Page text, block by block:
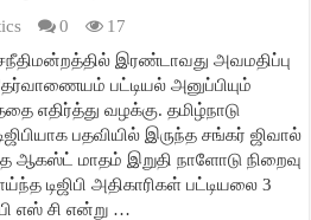
0
17
இரண்டாவது அவமதிப்பு
பட்டியல் அனுப்பியும்
எதிர்த்து வழக்கு. தமிழ்நாடு
பதவியில் இருந்த சங்கர் ஜிவால்
மாதம் இறுதி நாளோடு நிறைவு
டிஜிபி அதிகாரிகள் பட்டியலை 3
எஸ் சி என்று …